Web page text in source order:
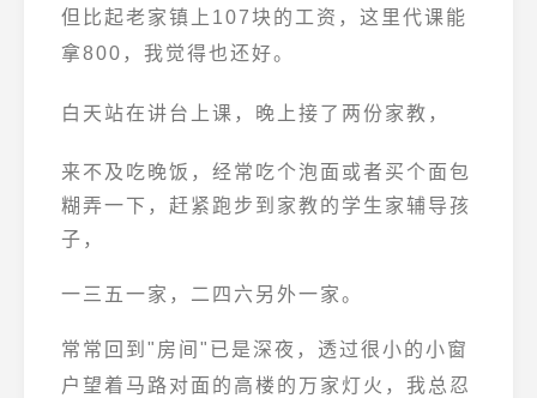
但比起老家镇上107块的工资，这里代课能
拿800，我觉得也还好。
白天站在讲台上课，晚上接了两份家教，
来不及吃晚饭，经常吃个泡面或者买个面包
糊弄一下，赶紧跑步到家教的学生家辅导孩
子，
一三五一家，二四六另外一家。
常常回到"房间"已是深夜，透过很小的小窗
户望着马路对面的高楼的万家灯火，我总忍